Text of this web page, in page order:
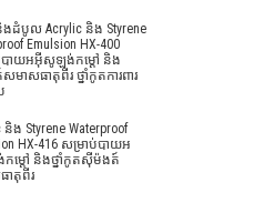
ងដំបូល Acrylic និង Styrene
Emulsion HX-400
បាយអអ៊ីសូឡង់កម្ដៅ និង
ាសធាតុពីរ ថ្នាំកូតការពារ
និង Styrene Waterproof
HX-416 សម្រាប់បាយអ
ម្ដៅ និងថ្នាំកូតស៊ីម៉ងត៍
ាតុពីរ